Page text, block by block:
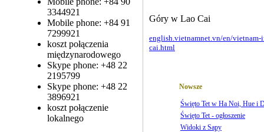
3344921
Mobile phone: +84 91
7299921
koszt połączenia
międzynarodowego
Skype phone: +48 22
2195799
Skype phone: +48 22
3896921
koszt połączenie
lokalnego
Góry w Lao Cai
english.vietnamnet.vn/en/
cai.html
Nowsze
Święto Tet w Ha Noi, Hue i
Święto Tet - ogłoszenie
Widoki z Sapy